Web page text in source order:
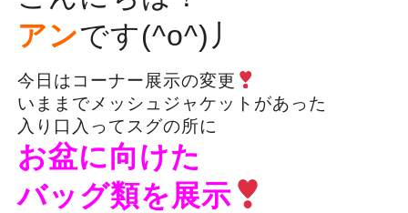
アンです(^o^)丿
今日はコーナー展示の変更
いままでメッシュジャケットがあった
入り口入ってスグの所に
お盆に向けた
バッグ類を展示